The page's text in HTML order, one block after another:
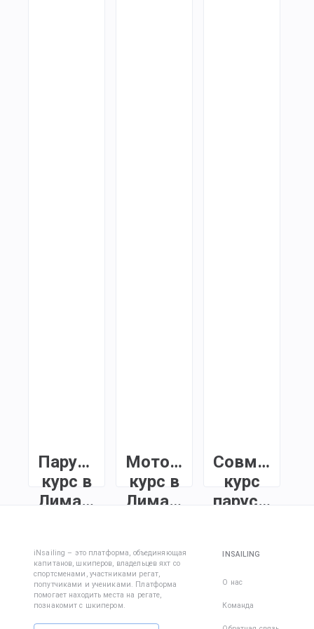
Парусный
курс в
Лимассоле
шкипером и
арендовать яхты
по всему миру,
пройдите курс
Моторный
курс в
Лимассоле
Лимассоле с
практическим
обучением в
море. Освойте
курс
пройти
курс и получить
международные
iNsailing – это платформа, объединяющая
капитанов, шкиперов, владельцев яхт со
спортсменами, участниками регат,
попутчиками и учениками. Платформа
помогает находить места на регате,
познакомит с шкипером.
INSAILING
О нас
Команда